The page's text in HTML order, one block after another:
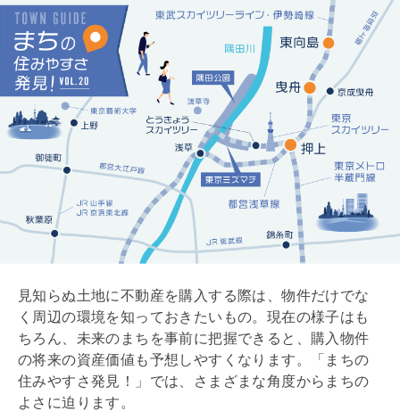
見知らぬ土地に不動産を購入する際は、物件だけでな
く周辺の環境を知っておきたいもの。現在の様子はも
ちろん、未来のまちを事前に把握できると、購入物件
の将来の資産価値も予想しやすくなります。「まちの
住みやすさ発見！」では、さまざまな角度からまちの
よさに迫ります。